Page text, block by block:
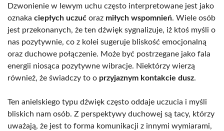
Dzwonienie w lewym uchu często interpretowane jest jako
oznaka ciepłych uczuć oraz miłych wspomnień. Wiele osób
jest przekonanych, że ten dźwięk sygnalizuje, iż ktoś myśli o
nas pozytywnie, co z kolei sugeruje bliskość emocjonalną
oraz duchowe połączenie. Może być postrzegane jako fala
energii niosąca pozytywne wibracje. Niektórzy wierzą
również, że świadczy to o przyjaznym kontakcie dusz.
Ten anielskiego typu dźwięk często oddaje uczucia i myśli
bliskich nam osób. Z perspektywy duchowej są tacy, którzy
uważają, że jest to forma komunikacji z innymi wymiarami,